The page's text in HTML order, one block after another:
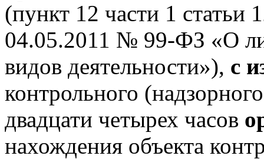
(пункт 12 части 1 статьи
04.05.2011 № 99-ФЗ «О
видов деятельности»), с
контрольного
двадцати четырех часов
нахождения объекта